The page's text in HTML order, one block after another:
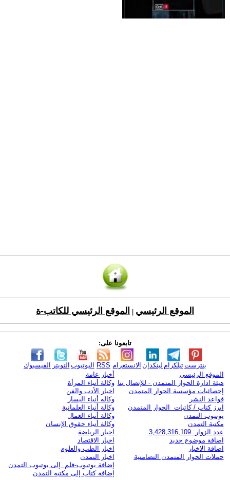
الموقع الرئيسي الموقع الرئيسي للكاتب-ة
تابعونا على:
الفيسبوك التويتر اليوتيوب RSS الانستغرام لينكدإن تيلكرامبنترست
الموقع الرئيسي
هيئة ادارة الحوار المتمدن - للإتصال بنا
إحصائيات مؤسسة الحوار المتمدن
قواعد النشر
ابرز كتاب / كاتبات الحوار المتمدن
يوتيوب التمدن
مكتبة التمدن
عدد الزوار: 3,428,316,109
اضافة موضوع جديد
اضافة الاخبار
حملات الحوار المتمدن التضامنية
أخبار عامة
وكالة أنباء المرأة
اخبار الأدب والفن
وكالة أنباء اليسار
وكالة أنباء العلمانية
وكالة أنباء العمال
وكالة أنباء حقوق الإنسان
اخبار الرياضة
اخبار الاقتصاد
اخبار الطب والعلوم
اخبار التمدن
إضافة يوتيوب-فلم إلى يوتيوب التمدن
إضافة كتاب إلى مكتبة التمدن